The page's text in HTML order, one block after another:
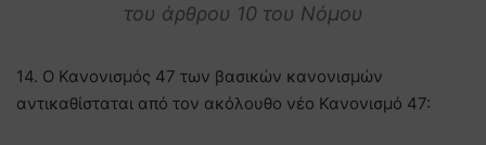
του άρθρου 10 του Νόμου
14. O Κανονισμός 47 των βασικών κανονισμών
αντικαθίσταται από τον ακόλουθο νέο Κανονισμό 47: